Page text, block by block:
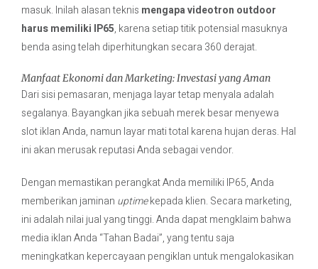
masuk. Inilah alasan teknis mengapa videotron outdoor
harus memiliki IP65, karena setiap titik potensial masuknya
benda asing telah diperhitungkan secara 360 derajat.
Manfaat Ekonomi dan Marketing: Investasi yang Aman
Dari sisi pemasaran, menjaga layar tetap menyala adalah
segalanya. Bayangkan jika sebuah merek besar menyewa
slot iklan Anda, namun layar mati total karena hujan deras. Hal
ini akan merusak reputasi Anda sebagai vendor.
Dengan memastikan perangkat Anda memiliki IP65, Anda
memberikan jaminan uptimekepada klien. Secara marketing,
ini adalah nilai jual yang tinggi. Anda dapat mengklaim bahwa
media iklan Anda “Tahan Badai”, yang tentu saja
meningkatkan kepercayaan pengiklan untuk mengalokasikan